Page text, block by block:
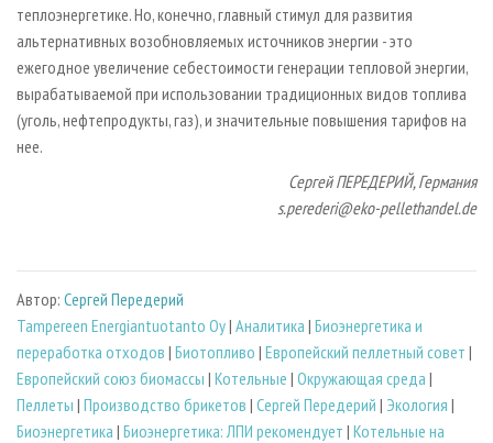
теплоэнергетике. Но, конечно, главный стимул для развития
альтернативных возобновляемых источников энергии - это
ежегодное увеличение себестоимости генерации тепловой энергии,
вырабатываемой при использовании традиционных видов топлива
(уголь, нефтепродукты, газ), и значительные повышения тарифов на
нее.
Сергей ПЕРЕДЕРИЙ, Германия
s.perederi@eko-pellethandel.de
Автор: Сергей Передерий
Tampereen Energiantuotanto Oy| Аналитика | Биoэнергетика и
переработка отходов | Биотопливо | Европейский пеллетный совет |
Европейский союз биомассы | Котельные | Окружающая среда |
Пеллеты | Производство брикетов | Сергей Передерий | Экология |
Биоэнергетика | Биоэнергетика: ЛПИ рекомендует | Котельные на